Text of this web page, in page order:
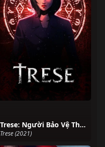
Trese: Người Bảo Vệ Thành Phố
Trese (2021)